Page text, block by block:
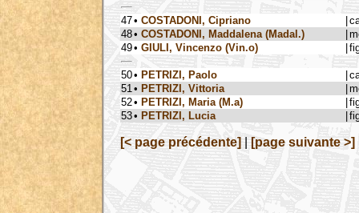
47• COSTADONI, Cipriano
48• COSTADONI, Maddalena (Madal.)
49• GIULI, Vincenzo (Vin.o)
50• PETRIZI, Paolo
51 • PETRIZI, Vittoria
52• PETRIZI, Maria (M.a)
53• PETRIZI, Lucia
[< page précédente] [page suivante >]